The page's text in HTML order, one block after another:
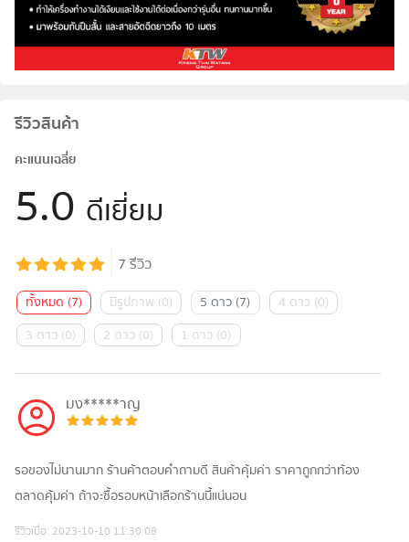
รีวิวสินค้า
คะแนนเฉลี่ย
5.0 ดีเยี่ยม
7รีวิว
ทั้งหมด (7) มีรูปภาพ (0) 5 ดาว (7) 4 ดาว (0)
3 ดาว (0) 2 ดาว (0) 1 ดาว (0)
มง*****าญ
รอของไม่นานมาก ร้านค้าตอบคำถามดี สินค้าคุ้มค่า ราคาถูกกว่าท้อง
ตลาดคุ้มค่า ถ้าจะซื้อรอบหน้าเลือกร้านนี้แน่นอน
รีวิวเมื่อ: 2023-10-10 11:30:08